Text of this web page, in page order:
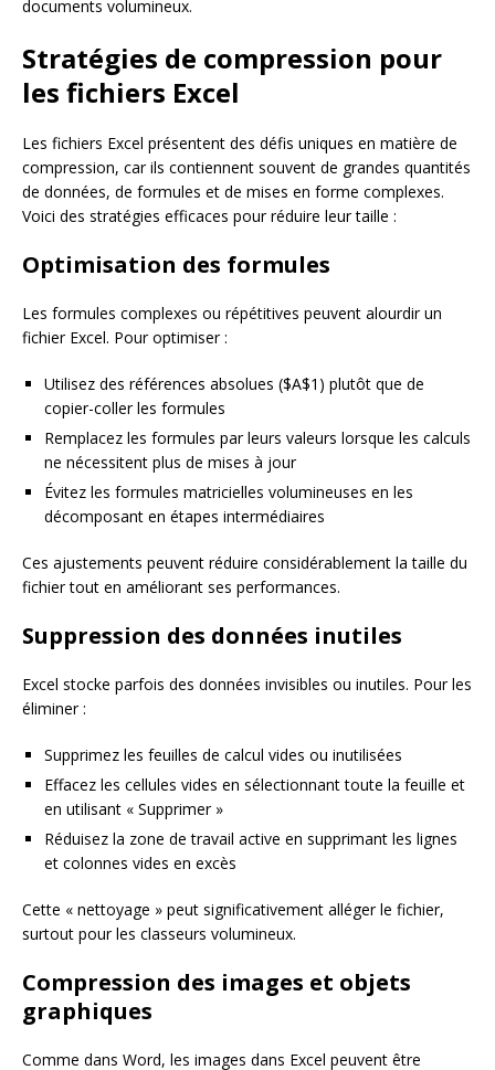
documents volumineux.
Stratégies de compression pour
les fichiers Excel
Les fichiers Excel présentent des défis uniques en matière de
compression, car ils contiennent souvent de grandes quantités
de données, de formules et de mises en forme complexes.
Voici des stratégies efficaces pour réduire leur taille :
Optimisation des formules
Les formules complexes ou répétitives peuvent alourdir un
fichier Excel. Pour optimiser :
Utilisez des références absolues ($A$1) plutôt que de
copier-coller les formules
Remplacez les formules par leurs valeurs lorsque les calculs
ne nécessitent plus de mises à jour
Évitez les formules matricielles volumineuses en les
décomposant en étapes intermédiaires
Ces ajustements peuvent réduire considérablement la taille du
fichier tout en améliorant ses performances.
Suppression des données inutiles
Excel stocke parfois des données invisibles ou inutiles. Pour les
éliminer :
Supprimez les feuilles de calcul vides ou inutilisées
Effacez les cellules vides en sélectionnant toute la feuille et
en utilisant « Supprimer »
Réduisez la zone de travail active en supprimant les lignes
et colonnes vides en excès
Cette « nettoyage » peut significativement alléger le fichier,
surtout pour les classeurs volumineux.
Compression des images et objets
graphiques
Comme dans Word, les images dans Excel peuvent être